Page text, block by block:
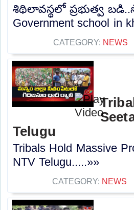
శిథిలావస్థలో ప్రభుత్వ
Government school in
CATEGORY: NEWS
Telugu
Tribals Hold Massive
NTV Telugu.....»»
CATEGORY: NEWS